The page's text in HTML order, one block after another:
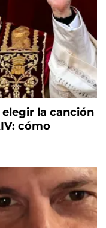
la canción
cómo